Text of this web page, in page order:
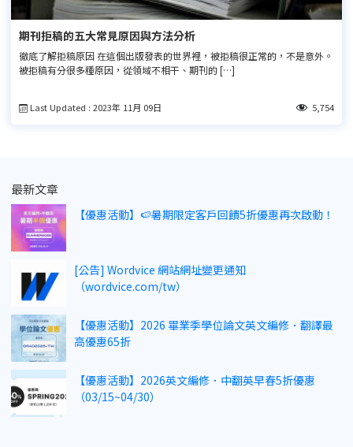
期刊拒稿的五大常見原因與方法分析
徹底了解拒稿原因 在這個出版發表的世界裡，被拒稿很正常的，不是意外。
被拒稿有分很多種原因，從領域不相干、期刊的 […]
Last Updated : 2023年 11月 09日 5,754
最新文章
【優惠活動】🍉暑期限定客戶回饋5折優惠再次啟動！
[公告] Wordvice 網站網址變更通知
（wordvice.com/tw）
【優惠活動】2026 畢業季學位論文英文編修．翻譯最
高優惠65折
【優惠活動】2026英文編修．中翻英早春5折優惠
（03/15~04/30）